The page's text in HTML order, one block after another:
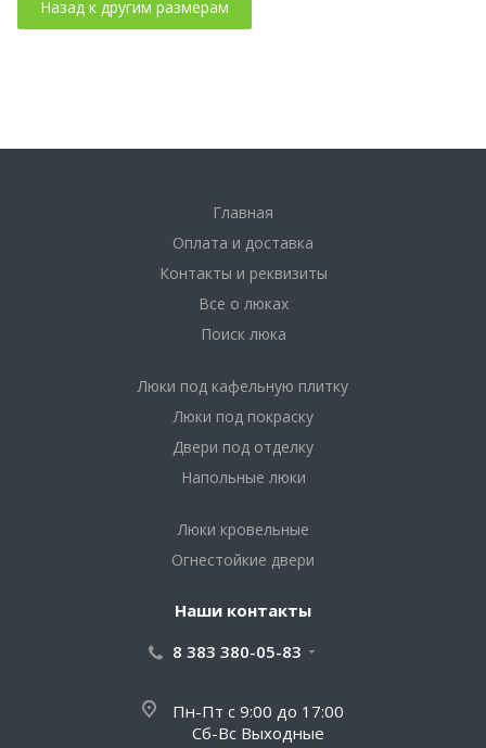
Главная
Оплата и доставка
Контакты и реквизиты
Все о люках
Поиск люка
Люки под кафельную плитку
Люки под покраску
Двери под отделку
Напольные люки
Люки кровельные
Огнестойкие двери
Наши контакты
8 383 380-05-83
Пн-Пт с 9:00 до 17:00
Сб-Вс Выходные